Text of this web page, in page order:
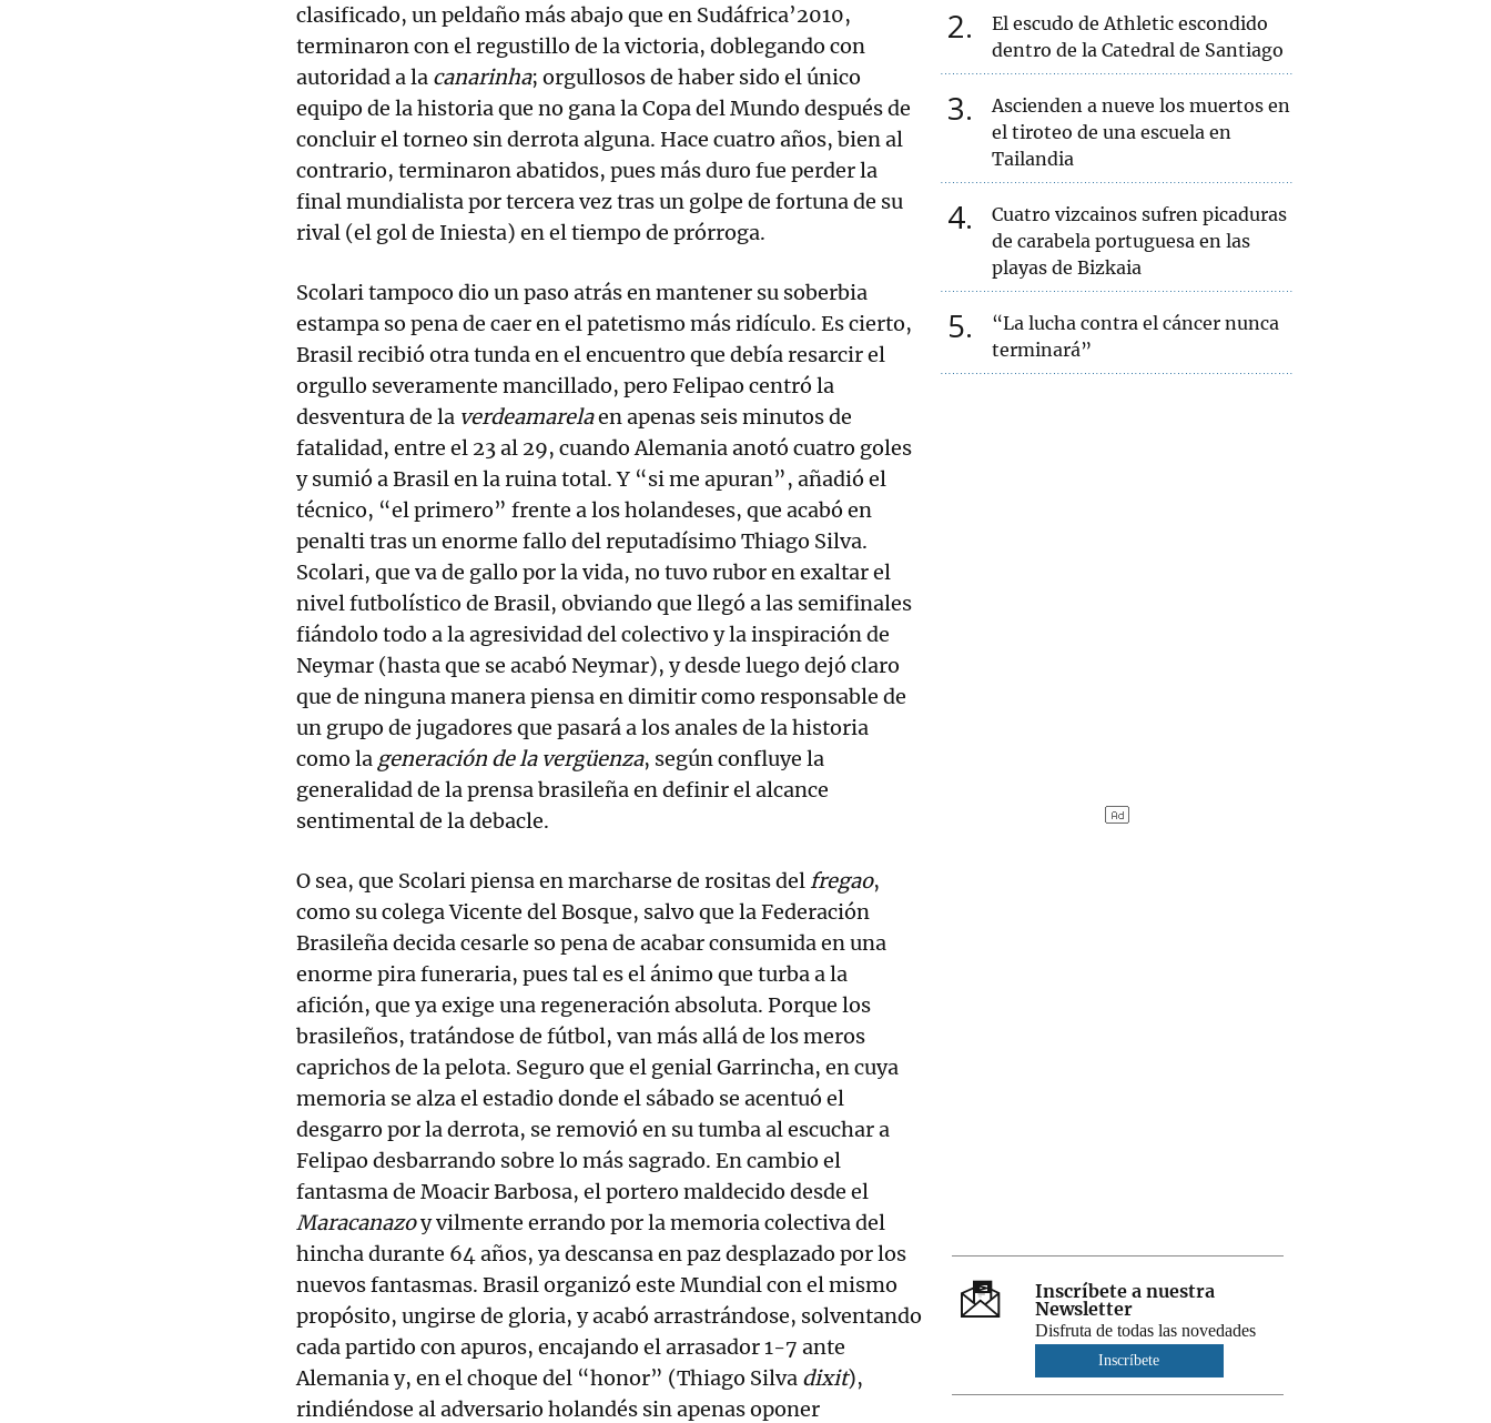
clasificado, un peldaño más abajo que en Sudáfrica’2010,
terminaron con el regustillo de la victoria, doblegando con
autoridad a la canarinha; orgullosos de haber sido el único
equipo de la historia que no gana la Copa del Mundo después de
concluir el torneo sin derrota alguna. Hace cuatro años, bien al
contrario, terminaron abatidos, pues más duro fue perder la
final mundialista por tercera vez tras un golpe de fortuna de su
rival (el gol de Iniesta) en el tiempo de prórroga.
Scolari tampoco dio un paso atrás en mantener su soberbia
estampa so pena de caer en el patetismo más ridículo. Es cierto,
Brasil recibió otra tunda en el encuentro que debía resarcir el
orgullo severamente mancillado, pero Felipao centró la
desventura de la verdeamarelaen apenas seis minutos de
fatalidad, entre el 23 al 29, cuando Alemania anotó cuatro goles
y sumió a Brasil en la ruina total. Y “si me apuran”, añadió el
técnico, “el primero” frente a los holandeses, que acabó en
penalti tras un enorme fallo del reputadísimo Thiago Silva.
Scolari, que va de gallo por la vida, no tuvo rubor en exaltar el
nivel futbolístico de Brasil, obviando que llegó a las semifinales
fiándolo todo a la agresividad del colectivo y la inspiración de
Neymar (hasta que se acabó Neymar), y desde luego dejó claro
que de ninguna manera piensa en dimitir como responsable de
un grupo de jugadores que pasará a los anales de la historia
como la generación de la vergüenza, según confluye la
generalidad de la prensa brasileña en definir el alcance
sentimental de la debacle.
O sea, que Scolari piensa en marcharse de rositas delfregao,
como su colega Vicente del Bosque, salvo que la Federación
Brasileña decida cesarle so pena de acabar consumida en una
enorme pira funeraria, pues tal es el ánimo que turba a la
afición, que ya exige una regeneración absoluta. Porque los
brasileños, tratándose de fútbol, van más allá de los meros
caprichos de la pelota. Seguro que el genial Garrincha, en cuya
memoria se alza el estadio donde el sábado se acentuó el
desgarro por la derrota, se removió en su tumba al escuchar a
Felipao desbarrando sobre lo más sagrado. En cambio el
fantasma de Moacir Barbosa, el portero maldecido desde el
Maracanazoy vilmente errando por la memoria colectiva del
hincha durante 64 años, ya descansa en paz desplazado por los
nuevos fantasmas. Brasil organizó este Mundial con el mismo
propósito, ungirse de gloria, y acabó arrastrándose, solventando
cada partido con apuros, encajando el arrasador 1-7 ante
Alemania y, en el choque del “honor” (Thiago Silva dixit),
rindiéndose al adversario holandés sin apenas oponer
2
El escudo de Athletic escondido
dentro de la Catedral de Santiago
3
Ascienden a nueve los muertos en
el tiroteo de una escuela en
Tailandia
4
Cuatro vizcainos sufren picaduras
de carabela portuguesa en las
playas de Bizkaia
5
“La lucha contra el cáncer nunca
terminará”
Inscríbete a nuestra
Newsletter
Disfruta de todas las novedades
Inscríbete